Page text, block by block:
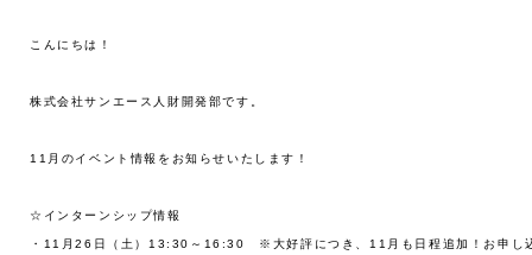
こんにちは！
株式会社サンエース人財開発部です。
11月のイベント情報をお知らせいたします！
☆インターンシップ情報
・11月26日（土）13:30～16:30　※大好評につき、11月も日程追加！お申し